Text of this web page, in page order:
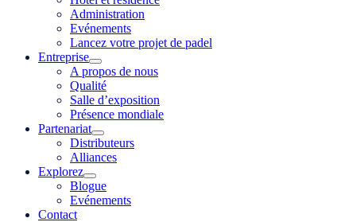
Administration
Evénements
Lancez votre projet de padel
Entreprise
A propos de nous
Qualité
Salle d’exposition
Présence mondiale
Partenariat
Distributeurs
Alliances
Explorez
Blogue
Evénements
Contact